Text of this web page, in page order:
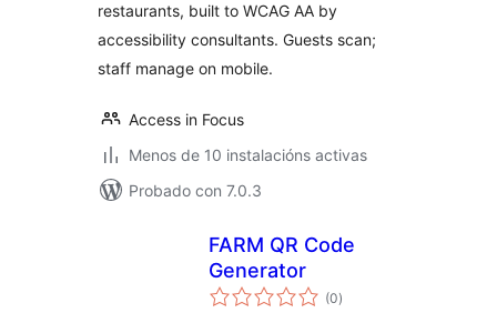
restaurants, built to WCAG AA by
accessibility consultants. Guests scan;
staff manage on mobile.
Access in Focus
Menos de 10 instalacións activas
Probado con 7.0.3
FARM QR Code
Generator
(0valoracións
totais
)